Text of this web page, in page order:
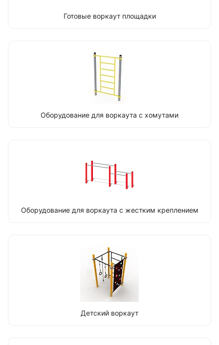
Готовые воркаут площадки
Оборудование для воркаута с хомутами
Оборудование для воркаута с жестким креплением
Детский воркаут